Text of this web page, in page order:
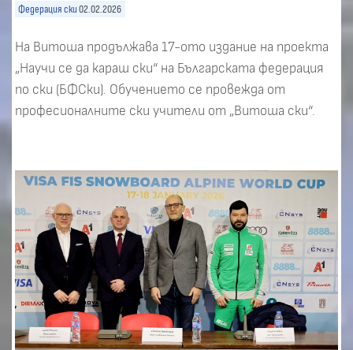
Федерация ски 02.02.2026
На Витоша продължава 17-ото издание на проекта
„Научи се да караш ски“ на Българската федерация
по ски (БФСки). Обучението се провежда от
професионалните ски учители от „Витоша ски“.